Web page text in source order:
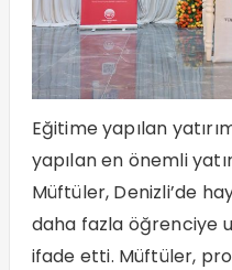
Eğitime yapılan
yapılan en önemli
Müftüler, Denizli’de
daha fazla öğrenciye
ifade etti. Müftüler,